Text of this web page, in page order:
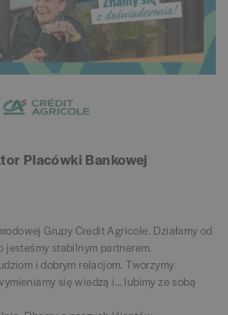
Placówki Bankowej
Grupy Credit Agricole. Działamy od
stabilnym partnerem.
i dobrym relacjom. Tworzymy
się wiedzą i… lubimy ze sobą